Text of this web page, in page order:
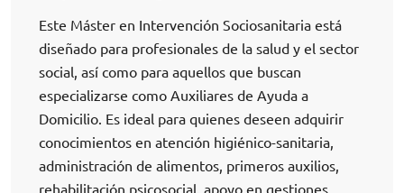
Este Máster en Intervención Sociosanitaria está
diseñado para profesionales de la salud y el sector
social, así como para aquellos que buscan
especializarse como Auxiliares de Ayuda a
Domicilio. Es ideal para quienes deseen adquirir
conocimientos en atención higiénico-sanitaria,
administración de alimentos, primeros auxilios,
rehabilitación psicosocial, apoyo en gestiones